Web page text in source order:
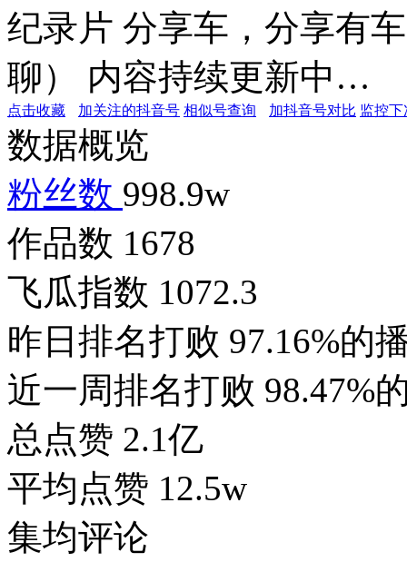
纪录片 分享车，分享有
聊） 内容持续更新中…
点击收藏 加关注的抖音号 相似号查询 加抖音号对比 监控
数据概览
粉丝数 998.9w
作品数 1678
飞瓜指数 1072.3
昨日排名打败 97.16%的
近一周排名打败 98.47%
总点赞 2.1亿
平均点赞 12.5w
集均评论